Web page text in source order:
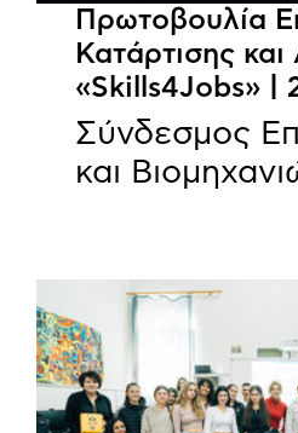
Πρωτοβουλία
Κατάρτισης
«Skills4Jobs» |
Σύνδεσμος
και